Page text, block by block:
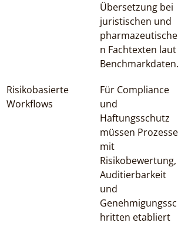
Übersetzung bei
juristischen und
pharmazeutische
n Fachtexten laut
Benchmarkdaten.
Risikobasierte
Workflows
Für Compliance
und
Haftungsschutz
müssen Prozesse
mit
Risikobewertung,
Auditierbarkeit
und
Genehmigungssc
hritten etabliert